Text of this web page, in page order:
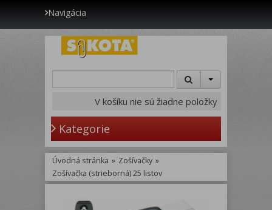
Navigácia
V košíku nie sú žiadne položky
Kategorie
Úvodná stránka » Zošívačky »
Zošívačka (strieborná) 25 listov